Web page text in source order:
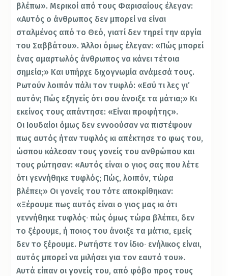
βλέπω». Μερικοί από τους Φαρισαίους έλεγαν:
«Αυτός ο άνθρωπος δεν μπορεί να είναι
σταλμένος από το Θεό, γιατί δεν τηρεί την αργία
του Σαββάτου». Άλλοι όμως έλεγαν: «Πώς μπορεί
ένας αμαρτωλός άνθρωπος να κάνει τέτοια
σημεία;» Και υπήρχε διχογνωμία ανάμεσά τους.
Ρωτούν λοιπόν πάλι τον τυφλό: «Εσύ τι λες γι’
αυτόν; Πώς εξηγείς ότι σου άνοιξε τα μάτια;» Κι
εκείνος τους απάντησε: «Είναι προφήτης».
Οι Ιουδαίοι όμως δεν εννοούσαν να πιστέψουν
πως αυτός ήταν τυφλός κι απέκτησε το φως του,
ώσπου κάλεσαν τους γονείς του ανθρώπου και
τους ρώτησαν: «Αυτός είναι ο γιος σας που λέτε
ότι γεννήθηκε τυφλός; Πώς, λοιπόν, τώρα
βλέπει;» Οι γονείς του τότε αποκρίθηκαν:
«Ξέρουμε πως αυτός είναι ο γιος μας κι ότι
γεννήθηκε τυφλός∙ πώς όμως τώρα βλέπει, δεν
το ξέρουμε, ή ποιος του άνοιξε τα μάτια, εμείς
δεν το ξέρουμε. Ρωτήστε τον ίδιο∙ ενήλικος είναι,
αυτός μπορεί να μιλήσει για τον εαυτό του».
Αυτά είπαν οι γονείς του, από φόβο προς τους